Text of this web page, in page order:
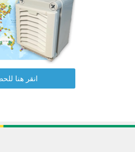
انقر هنا